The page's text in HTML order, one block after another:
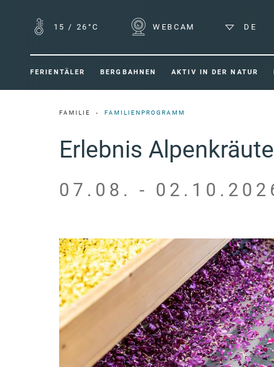
15 / 26°C WEBCAM DE
FERIENTÄLER BERGBAHNEN AKTIV IN DER NATUR
FAMILIE FAMILIENPROGRAMM
Erlebnis
07.08. -